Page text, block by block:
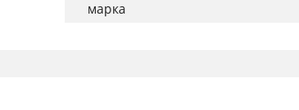
информация
марка